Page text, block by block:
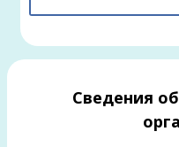
Сведения